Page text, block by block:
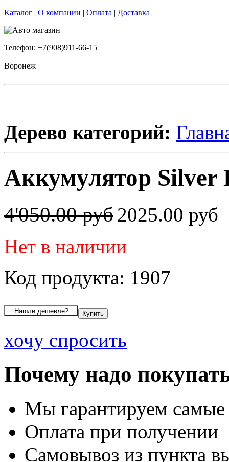
Каталог | О компании | Оплата | Доставка
Телефон: +7(908)911-66-15
Воронеж
Дерево категорий:
Аккумулятор
4'050.00 руб2025.00 руб
Нет в наличии
Код продукта: 1907
хочу спросить
Почему надо
Мы гарантируем
Оплата при получении
Самовывоз из пункта